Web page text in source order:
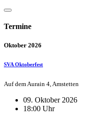
Termine
Oktober 2026
SVA Oktoberfest
Auf dem Aurain 4, Amstetten
09. Oktober 2026
18:00 Uhr